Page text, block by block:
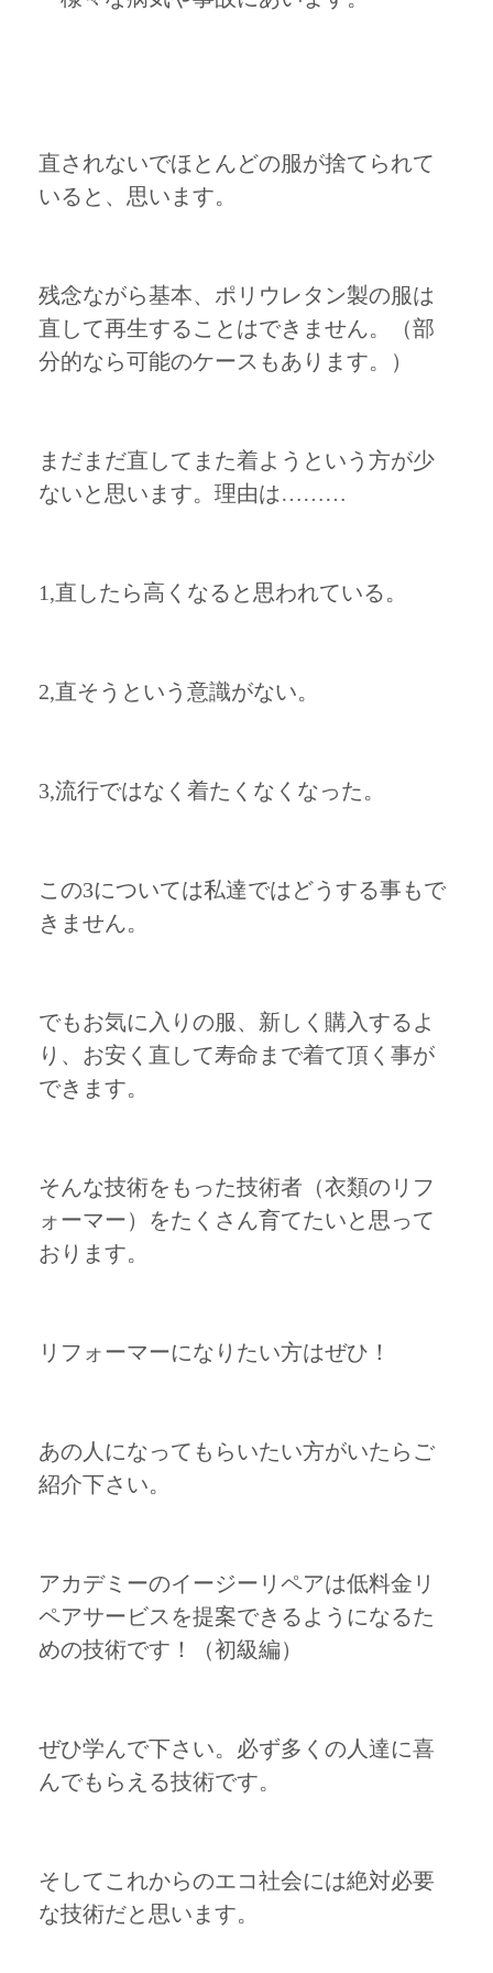
直されないでほとんどの服が捨てられて
いると、思います。
残念ながら基本、ポリウレタン製の服は
直して再生することはできません。（部
分的なら可能のケースもあります。）
まだまだ直してまた着ようという方が少
ないと思います。理由は………
1,直したら高くなると思われている。
2,直そうという意識がない。
3,流行ではなく着たくなくなった。
この3については私達ではどうする事もで
きません。
でもお気に入りの服、新しく購入するよ
り、お安く直して寿命まで着て頂く事が
できます。
そんな技術をもった技術者（衣類のリフ
ォーマー）をたくさん育てたいと思って
おります。
リフォーマーになりたい方はぜひ！
あの人になってもらいたい方がいたらご
紹介下さい。
アカデミーのイージーリペアは低料金リ
ペアサービスを提案できるようになるた
めの技術です！（初級編）
ぜひ学んで下さい。必ず多くの人達に喜
んでもらえる技術です。
そしてこれからのエコ社会には絶対必要
な技術だと思います。